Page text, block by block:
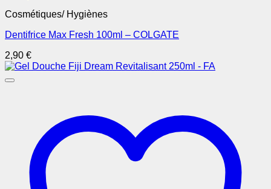
Cosmétiques/ Hygiènes
Dentifrice Max Fresh 100ml – COLGATE
2,90 €